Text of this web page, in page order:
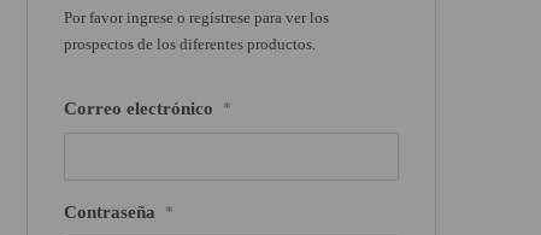
Por favor ingrese o regístrese para ver los
prospectos de los diferentes productos.
Correo electrónico *
Contraseña *